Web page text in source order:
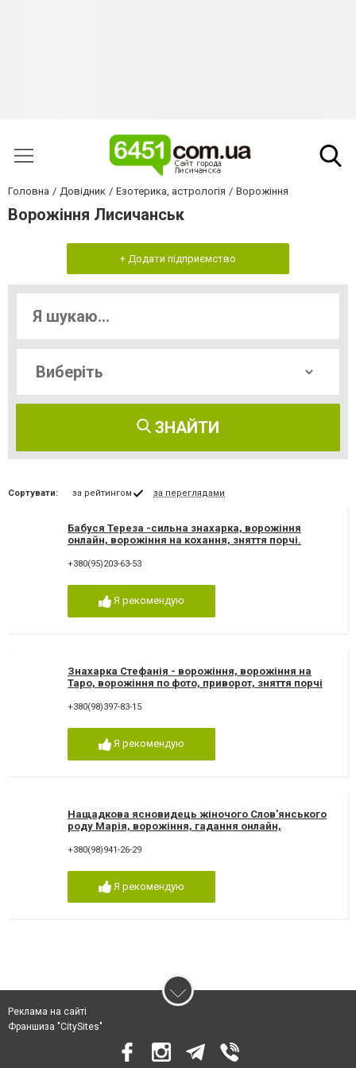
Головна Довідник Езотерика, астрологія Ворожіння
Ворожіння Лисичанськ
+ Додати підприємство
ЗНАЙТИ
Сортувати: за рейтингом за переглядами
Бабуся Тереза -сильна знахарка, ворожіння
онлайн, ворожіння на кохання, зняття порчі.
+380(95)203-63-53
Я рекомендую
Знахарка Стефанія - ворожіння, ворожіння на
Таро, ворожіння по фото, приворот, зняття порчі
+380(98)397-83-15
Я рекомендую
Нащадкова ясновидець жіночого Слов'янського
роду Марія, ворожіння, гадання онлайн,
+380(98)941-26-29
Я рекомендую
Реклама на сайті
Франшиза "CitySites"